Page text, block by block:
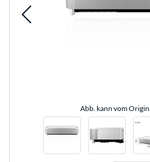
Abb. kann vom